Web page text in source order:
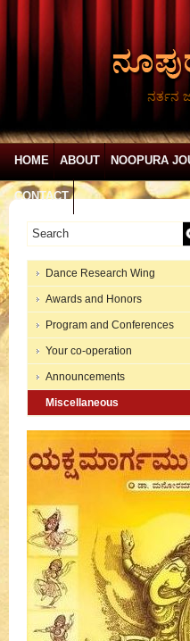
ನರ್ತನ
HOME ABOUT NOOPURA
CONTACT
Dance Research Wing
Awards and Honors
Program and Conferences
Your co-operation
Announcements
Miscellaneous